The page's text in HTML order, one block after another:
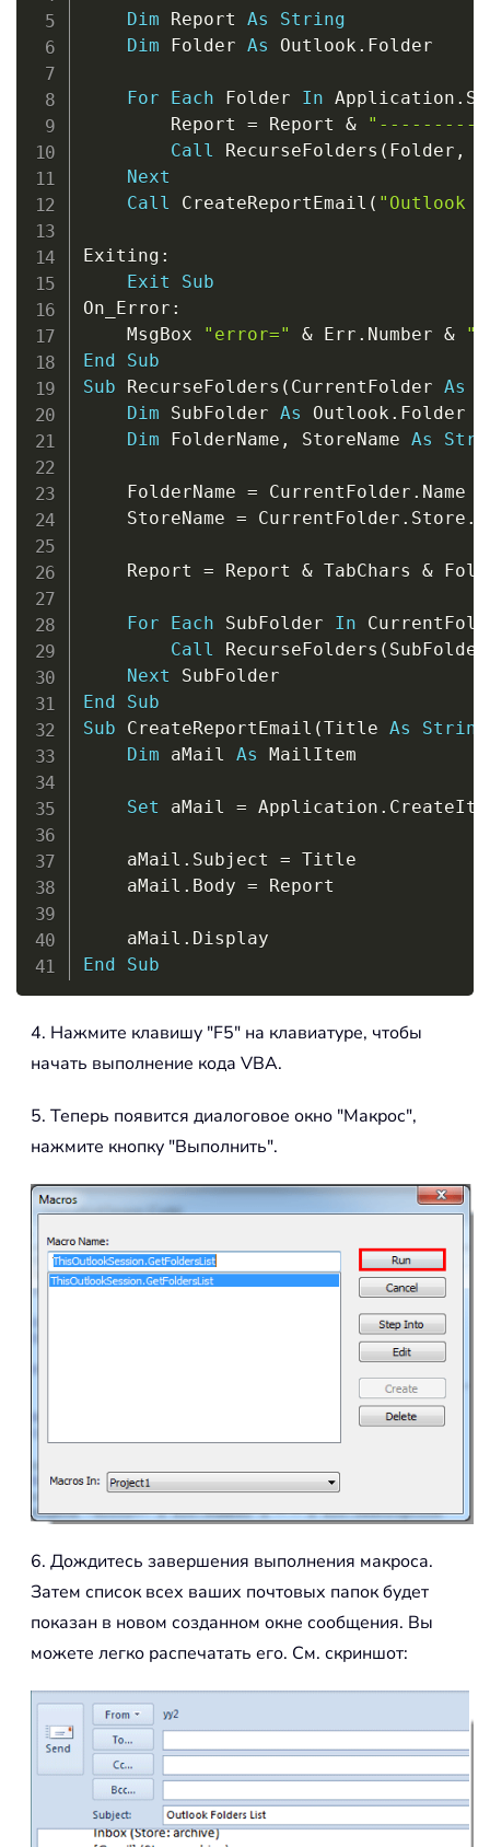
Dim Report As
String
Dim Folder As Outlook . Folder
For Each Folder In Application .
        Report
= Report &
Call RecurseFolders ( Folder ,
Next
Call CreateReportEmail ( "Outlook
Exiting :
Exit
Sub
On_Error :
    MsgBox
"error=" & Err . Number &
"
End
Sub
Sub RecurseFolders ( CurrentFolder As
Dim SubFolder As Outlook . Folder
Dim FolderName , StoreName As
    FolderName
= CurrentFolder . Name
    StoreName
= CurrentFolder . Store .
    Report
= Report & TabChars &
For Each SubFolder In
Call RecurseFolders ( SubFolder
Next
End
Sub
Sub CreateReportEmail (Title As String
Dim aMail As MailItem
Set aMail = Application .
    aMail
. Subject = Title
    aMail
. Body = Report
    aMail
.
End
Sub
4. Нажмите клавишу "F5" на клавиатуре, чтобы
начать выполнение кода VBA.
5. Теперь появится диалоговое окно "Макрос",
нажмите кнопку "Выполнить".
6. Дождитесь завершения выполнения макроса.
Затем список всех ваших почтовых папок будет
показан в новом созданном окне сообщения. Вы
можете легко распечатать его. См. скриншот: